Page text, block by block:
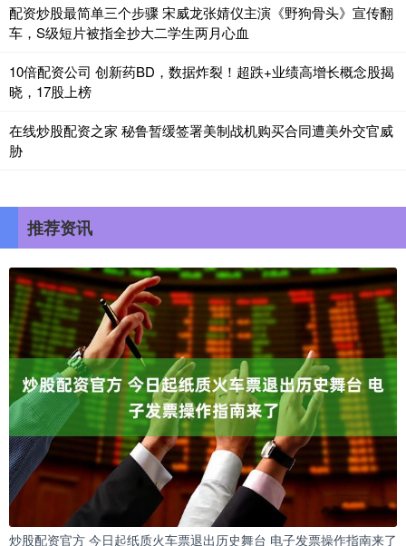
配资炒股最简单三个步骤 宋威龙张婧仪主演《野狗骨头》宣传翻
车，S级短片被指全抄大二学生两月心血
10倍配资公司 创新药BD，数据炸裂！超跌+业绩高增长概念股揭
晓，17股上榜
在线炒股配资之家 秘鲁暂缓签署美制战机购买合同遭美外交官威
胁
推荐资讯
炒股配资官方 今日起纸质火车票退出历史舞台 电子发票操作指南来了